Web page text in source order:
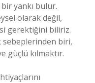
yankı bulur.
olarak değil,
gerektiğini biliriz.
sebeplerinden biri,
güçlü kılmaktır.